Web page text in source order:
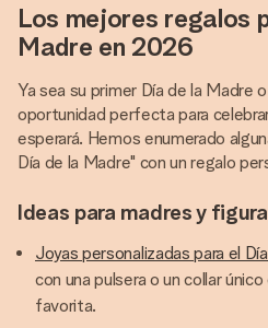
Los mejores regalos
Madre en 2026
Ya sea su primer Día de la Madre
oportunidad perfecta para
esperará. Hemos enumerado
Día de la Madre" con un regalo
Ideas para madres y
Joyas personalizadas para el
con una pulsera o un collar
favorita.